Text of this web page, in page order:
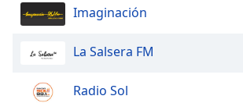
Opacity
Caption
Background
Imaginación
La Salsera FM
Radio Sol